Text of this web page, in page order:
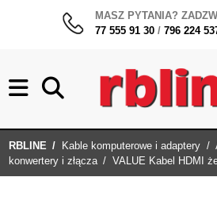
MASZ PYTANIA?
77 555 91 30 / 796 224
RBLINE Kable komputerowe i adaptery
konwertery i złącza
VALUE Kabel HDMI